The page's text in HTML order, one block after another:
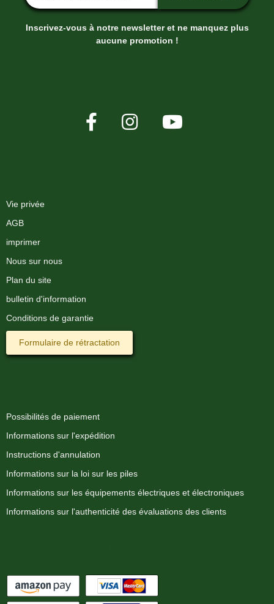
Inscrivez-vous à notre newsletter et ne manquez plus
aucune promotion !
Vie privée
AGB
imprimer
Nous sur nous
Plan du site
bulletin d'information
Conditions de garantie
Formulaire de rétractation
Possibilités de paiement
Informations sur l'expédition
Instructions d'annulation
Informations sur la loi sur les piles
Informations sur les équipements électriques et électroniques
Informations sur l'authenticité des évaluations des clients